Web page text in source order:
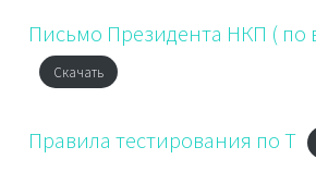
Письмо Президента НКП (
Скачать
Правила тестирования по Т